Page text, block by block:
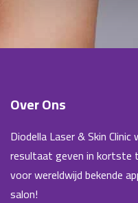
Over Ons
Diodella Laser & Skin
resultaat geven in kortste
voor wereldwijd bekende
salon!